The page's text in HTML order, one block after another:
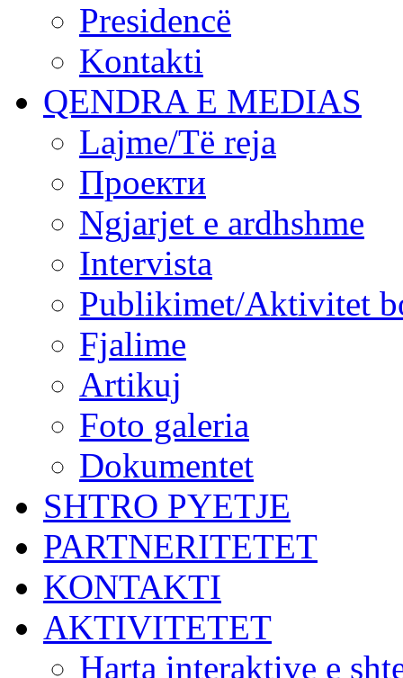
Presidencë
Kontakti
QENDRA E MEDIAS
Lajme/Të reja
Проекти
Ngjarjet e ardhshme
Intervista
Publikimet/Aktivitet
Fjalime
Artikuj
Foto galeria
Dokumentet
SHTRO PYETJE
PARTNERITETET
KONTAKTI
AKTIVITETET
Harta interaktive e